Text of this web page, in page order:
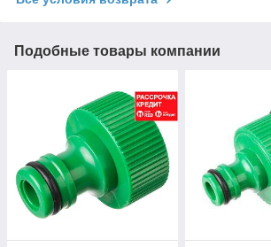
Подобные товары компании